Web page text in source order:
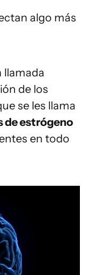
algo más
llamada
de los
se les llama
de estrógeno
en todo